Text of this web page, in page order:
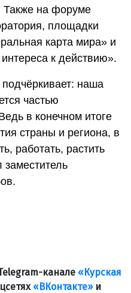
Также на форуме
площадки
карта мира» и
к действию».
наша
частью
в конечном итоге
страны и региона, в
работать, растить
заместитель
канале «Курская
«ВКонтакте»и